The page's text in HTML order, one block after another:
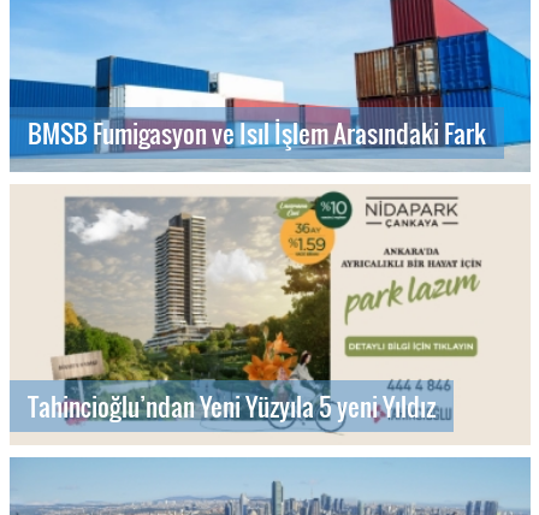
BMSB Fumigasyon ve Isıl İşlem Arasındaki Fark
Tahincioğlu’ndan Yeni Yüzyıla 5 yeni Yıldız